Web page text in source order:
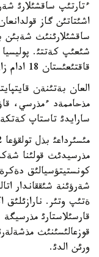
ءتارتئپ ساقشئلارئ
اشئتاتئن گاز
ساقشئلارئنئث شةبئن
شئعئپ كةتتئ.
قاقتئعئستان 18 ادام زارداپ شةكتئ.
العان بةتئنةن
مذحاممةد ءمذرسي،
سارايدئ تاستاپ
مذرسيدئث قولئنا
كونستيتؤسيالئق
شةرؤئنة شئققاندار
ةتئپ وتئر. نارازئلئق
قارسئلاستارئ
قوزعالئسئنئث
ورئن الدئ.